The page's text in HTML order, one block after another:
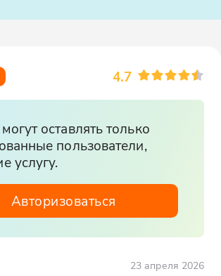
4.7
оставлять только
пользователи,
услугу.
Авторизоваться
23 апреля 2026